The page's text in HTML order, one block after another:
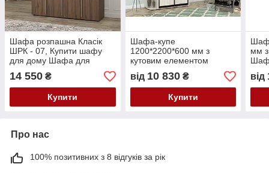
Шафа розпашна Класік
ШРК - 07, Купити шафу
для дому Шафа для
спальні Шафа 1800 мм
14 550 ₴
Купити
Шафа-купе
1200*2200*600 мм з
кутовим елементом
Шафа-купе різних розмірів
900-3500 мм. Шафа для
дому
від 10 830₴
Купити
мм
від
Про нас
100% позитивних з 8 відгуків за рік